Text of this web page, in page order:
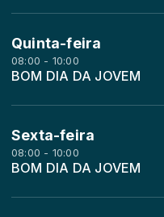
Quinta-feira
08:00 - 10:00
BOM DIA DA JOVEM
Sexta-feira
08:00 - 10:00
BOM DIA DA JOVEM